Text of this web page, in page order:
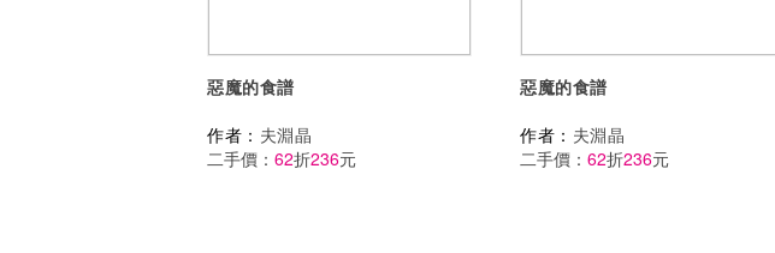
惡魔的食譜
作者： 夫淵晶
二手價： 62折236元
惡魔的食譜
作者： 夫淵晶
二手價： 62折236元